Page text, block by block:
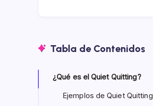
Tabla de Contenidos
¿Qué es el Quiet Quitting?
Ejemplos de Quiet Quitting